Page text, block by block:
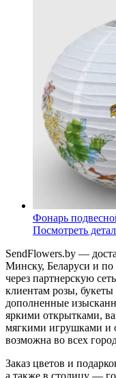
Фонарь
Посмотреть
SendFlowers.by —
Минску, Беларуси и
через партнерскую
клиентам розы,
дополненные
яркими открытками,
мягкими игрушками и
возможна во всех
Заказ цветов и
а также в столицу —